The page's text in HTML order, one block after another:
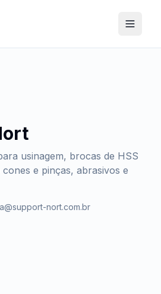
usinagem, brocas de HSS
e pinças, abrasivos e
nort.com.br